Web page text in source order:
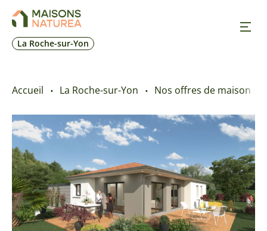
La Roche-sur-Yon
Nos offres
Prendre RDV
+33 2 28 19 62 78
Accueil La Roche-sur-Yon Nos offres de maison +